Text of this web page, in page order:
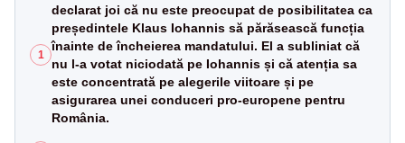
1
declarat joi că nu este preocupat de posibilitatea ca
președintele Klaus Iohannis să părăsească funcția
înainte de încheierea mandatului. El a subliniat că
nu l-a votat niciodată pe Iohannis și că atenția sa
este concentrată pe alegerile viitoare și pe
asigurarea unei conduceri pro-europene pentru
România.